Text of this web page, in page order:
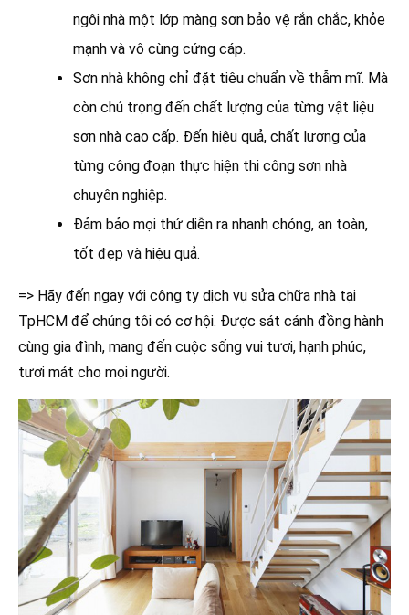
ngôi nhà một lớp màng sơn bảo vệ rắn chắc, khỏe
mạnh và vô cùng cứng cáp.
Sơn nhà không chỉ đặt tiêu chuẩn về thẫm mĩ. Mà
còn chú trọng đến chất lượng của từng vật liệu
sơn nhà cao cấp. Đến hiệu quả, chất lượng của
từng công đoạn thực hiện thi công sơn nhà
chuyên nghiệp.
Đảm bảo mọi thứ diễn ra nhanh chóng, an toàn,
tốt đẹp và hiệu quả.
=> Hãy đến ngay với công ty dịch vụ sửa chữa nhà tại
TpHCM để chúng tôi có cơ hội. Được sát cánh đồng hành
cùng gia đình, mang đến cuộc sống vui tươi, hạnh phúc,
tươi mát cho mọi người.